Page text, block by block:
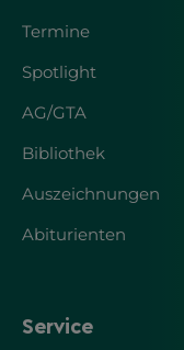
Termine
Spotlight
AG/GTA
Bibliothek
Auszeichnungen
Abiturienten
Service